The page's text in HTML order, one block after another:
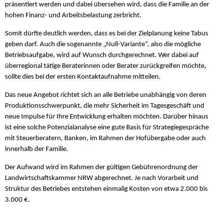
präsentiert werden und dabei übersehen wird, dass die Familie an der
hohen Finanz- und Arbeitsbelastung zerbricht.
Somit dürfte deutlich werden, dass es bei der Zielplanung keine Tabus
geben darf. Auch die sogenannte „Null-Variante“, also die mögliche
Betriebsaufgabe, wird auf Wunsch durchgerechnet. Wer dabei auf
überregional tätige Beraterinnen oder Berater zurückgreifen möchte,
sollte dies bei der ersten Kontaktaufnahme mitteilen.
Das neue Angebot richtet sich an alle Betriebe unabhängig von deren
Produktionsschwerpunkt, die mehr Sicherheit im Tagesgeschäft und
neue Impulse für Ihre Entwicklung erhalten möchten. Darüber hinaus
ist eine solche Potenzialanalyse eine gute Basis für Strategiegespräche
mit Steuerberatern, Banken, im Rahmen der Hofübergabe oder auch
innerhalb der Familie.
Der Aufwand wird im Rahmen der gültigen Gebührenordnung der
Landwirtschaftskammer NRW abgerechnet. Je nach Vorarbeit und
Struktur des Betriebes entstehen einmalig Kosten von etwa 2.000 bis
3.000 €.